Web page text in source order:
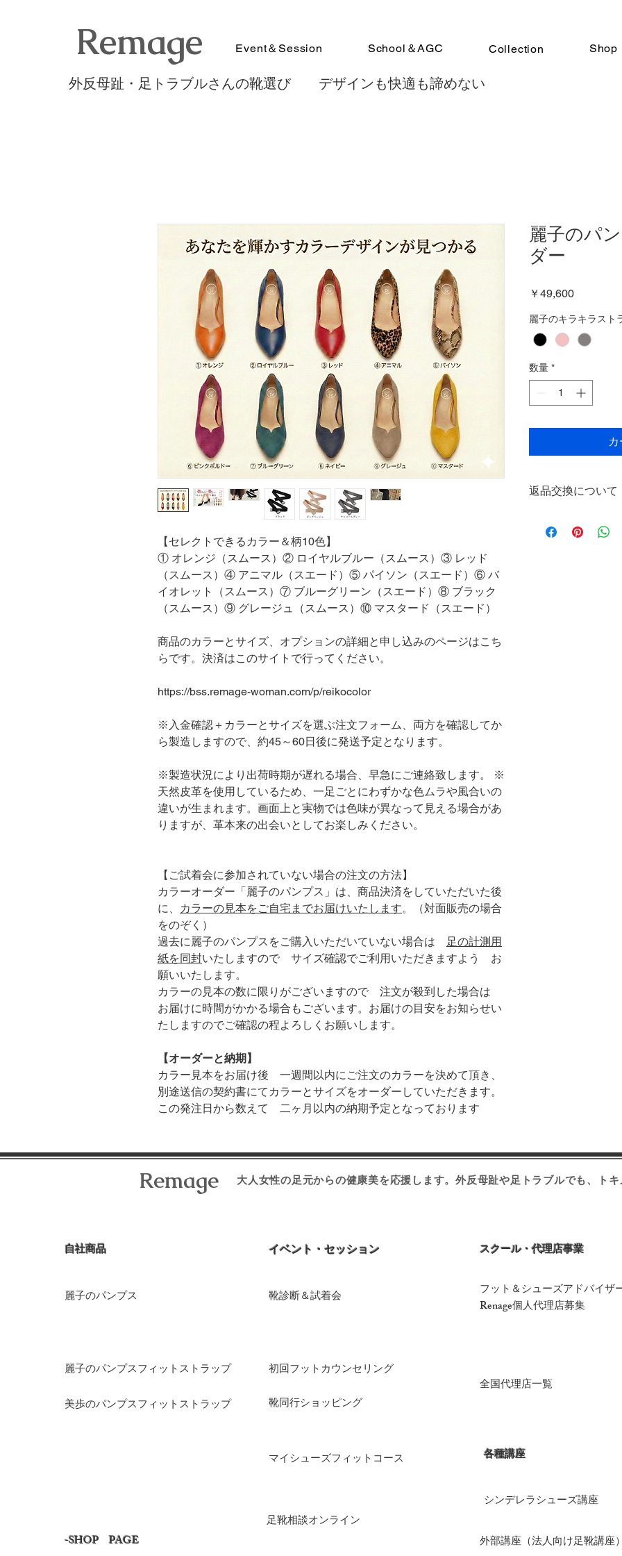
​Remage Event＆Session School＆AGC Collection Shop
外反母趾・足トラブルさんの靴選び デザインも快適も諦めない
【セレクトできるカラー＆柄10色】
① オレンジ（スムース）② ロイヤルブルー（スムース）③ レッド
（スムース）④ アニマル（スエード）⑤ パイソン（スエード）⑥ バ
イオレット（スムース）⑦ ブルーグリーン（スエード）⑧ ブラック
（スムース）⑨ グレージュ（スムース）⑩ マスタード（スエード）
商品のカラーとサイズ、オプションの詳細と申し込みのページはこち
らです。決済はこのサイトで行ってください。
https://bss.remage-woman.com/p/reikocolor
※入金確認＋カラーとサイズを選ぶ注文フォーム、両方を確認してか
ら製造しますので、約45～60日後に発送予定となります。
※製造状況により出荷時期が遅れる場合、早急にご連絡致します。 ※
天然皮革を使用しているため、一足ごとにわずかな色ムラや風合いの
違いが生まれます。画面上と実物では色味が異なって見える場合があ
りますが、革本来の出会いとしてお楽しみください。
【ご試着会に参加されていない場合の注文の方法】
カラーオーダー「麗子のパンプス」は、商品決済をしていただいた後
に、
カラーの見本をご自宅までお届けいたします。（対面販売の場合
をのぞく）
過去に麗子のパンプスをご購入いただいていない場合は 足の計測用
紙を同封いたしますので サイズ確認でご利用いただきますよう お
願いいたします。
カラーの見本の数に限りがございますので 注文が殺到した場合は
お届けに時間がかかる場合もございます。お届けの目安をお知らせい
たしますのでご確認の程よろしくお願いします。
【オーダーと納期】
カラー見本をお届け後 一週間以内にご注文のカラーを決めて頂き、
別途送信の契約書にてカラーとサイズをオーダーしていただきます。
この発注日から数えて 二ヶ月以内の納期予定となっております
麗子のパ
ダー
￥49,600価
麗子のキラキラスト
数量 *
返品交換について
ズ交換は一切受け付
​Remage
​自社商品
麗子のパンプス
大人女性の足元からの健康美を応援します。​外反母趾や足トラブルでも、ト
​イベント・セッション
​靴診断＆試着会​
​スクール・代理店事業
フット＆シューズアドバイザ
​Renage個人代理店募集​
麗子のパンプスフィットストラップ​
美歩のパンプスフィットストラップ​
​初回フットカウンセリング​
​靴同行ショッピング
​マイシューズフィットコース
​全国代理店一覧
​各種講座
​シンデレラシューズ講座
​足靴相談オンライン
​-SHOP PAGE
​外部講座（法人向け足靴講座）